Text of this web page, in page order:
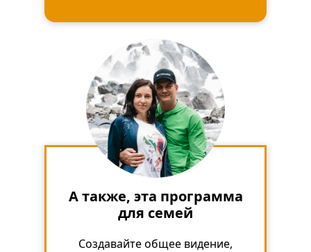
А также, эта программа
для семей
Создавайте общее видение,